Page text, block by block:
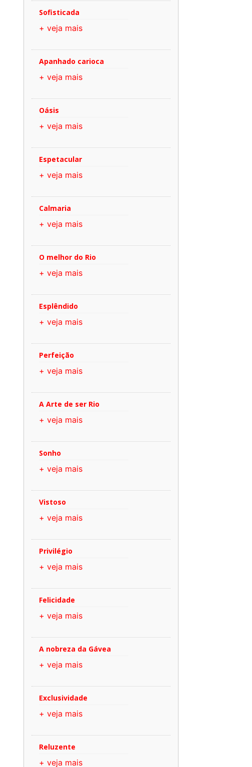
Sofisticada
+ veja mais
Apanhado carioca
+ veja mais
Oásis
+ veja mais
Espetacular
+ veja mais
Calmaria
+ veja mais
O melhor do Rio
+ veja mais
Esplêndido
+ veja mais
Perfeição
+ veja mais
A Arte de ser Rio
+ veja mais
Sonho
+ veja mais
Vistoso
+ veja mais
Privilégio
+ veja mais
Felicidade
+ veja mais
A nobreza da Gávea
+ veja mais
Exclusividade
+ veja mais
Reluzente
+ veja mais